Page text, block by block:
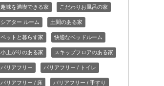
趣味を満喫できる家 こだわりお風呂の家
シアター ルーム 土間のある家
ペットと暮らす家 快適なベッドルーム
小上がりのある家 スキップフロアのある家
バリアフリー バリアフリー / トイレ
バリアフリー / 床 バリアフリー / 手すり